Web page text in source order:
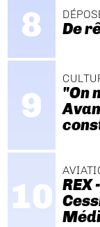
De
"On
REX